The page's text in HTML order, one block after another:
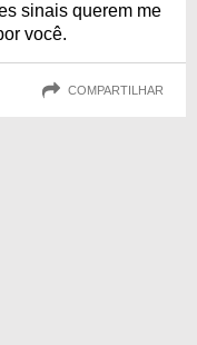
sinais querem me
você.
COMPARTILHAR